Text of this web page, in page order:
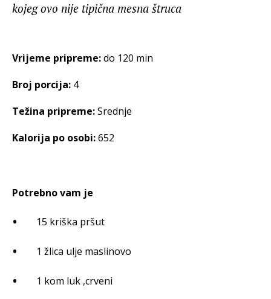
kojeg ovo nije tipična mesna štruca
Vrijeme pripreme:do 120 min
Broj porcija: 4
Težina pripreme:Srednje
Kalorija po osobi:652
Potrebno vam je
15 kriška pršut
1 žlica ulje maslinovo
1 kom luk ,crveni